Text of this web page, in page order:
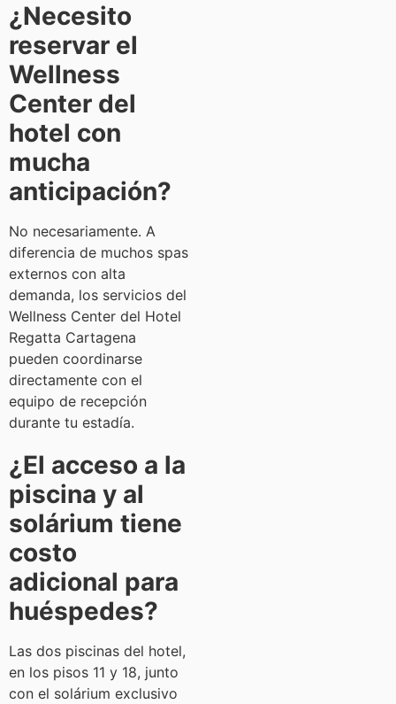
¿Necesito
reservar el
Wellness
Center del
hotel con
mucha
anticipación?
No necesariamente. A
diferencia de muchos spas
externos con alta
demanda, los servicios del
Wellness Center del Hotel
Regatta Cartagena
pueden coordinarse
directamente con el
equipo de recepción
durante tu estadía.
¿El acceso a la
piscina y al
solárium tiene
costo
adicional para
huéspedes?
Las dos piscinas del hotel,
en los pisos 11 y 18, junto
con el solárium exclusivo